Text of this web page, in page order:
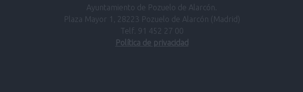
Ayuntamiento de Pozuelo de Alarcón.
Plaza Mayor 1, 28223 Pozuelo de Alarcón (Madrid)
Telf. 91 452 27 00
Política de privacidad